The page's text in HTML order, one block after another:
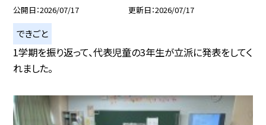
公開日 2026/07/17 更新日 2026/07/17
できごと
1学期を振り返って、代表児童の3年生が立派に発表をしてく
れました。